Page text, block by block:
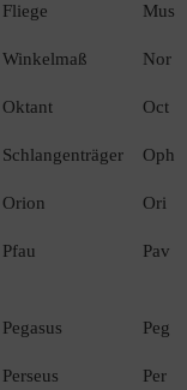
Fliege Mus
Winkelmaß Nor
Oktant Oct
Schlangenträger Oph
Orion Ori
Pfau Pav
Pegasus Peg
Perseus Per